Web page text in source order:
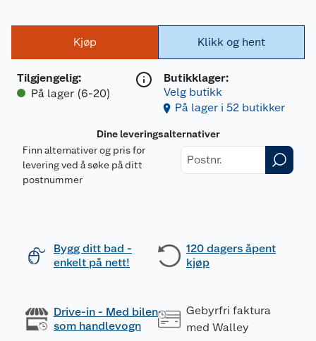
Kjøp
Tilgjengelig:
På lager (6-20)
Klikk og hent
Butikklager:
Velg butikk
På lager i 52 butikker
Dine leveringsalternativer
Finn alternativer og pris for
levering ved å søke på ditt
postnummer
Bygg ditt bad -
enkelt på nett!
120 dagers åpent
kjøp
Drive-in - Med bilen
som handlevogn
Gebyrfri faktura
med Walley